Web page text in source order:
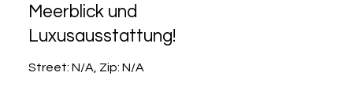
Meerblick und
Luxusausstattung!
Street: N/A, Zip: N/A